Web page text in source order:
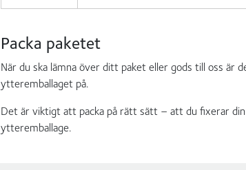
Packa paketet
När du ska lämna över ditt paket eller gods till oss
ytteremballaget på.
Det är viktigt att packa på rätt sätt – att du fixerar
ytteremballage.